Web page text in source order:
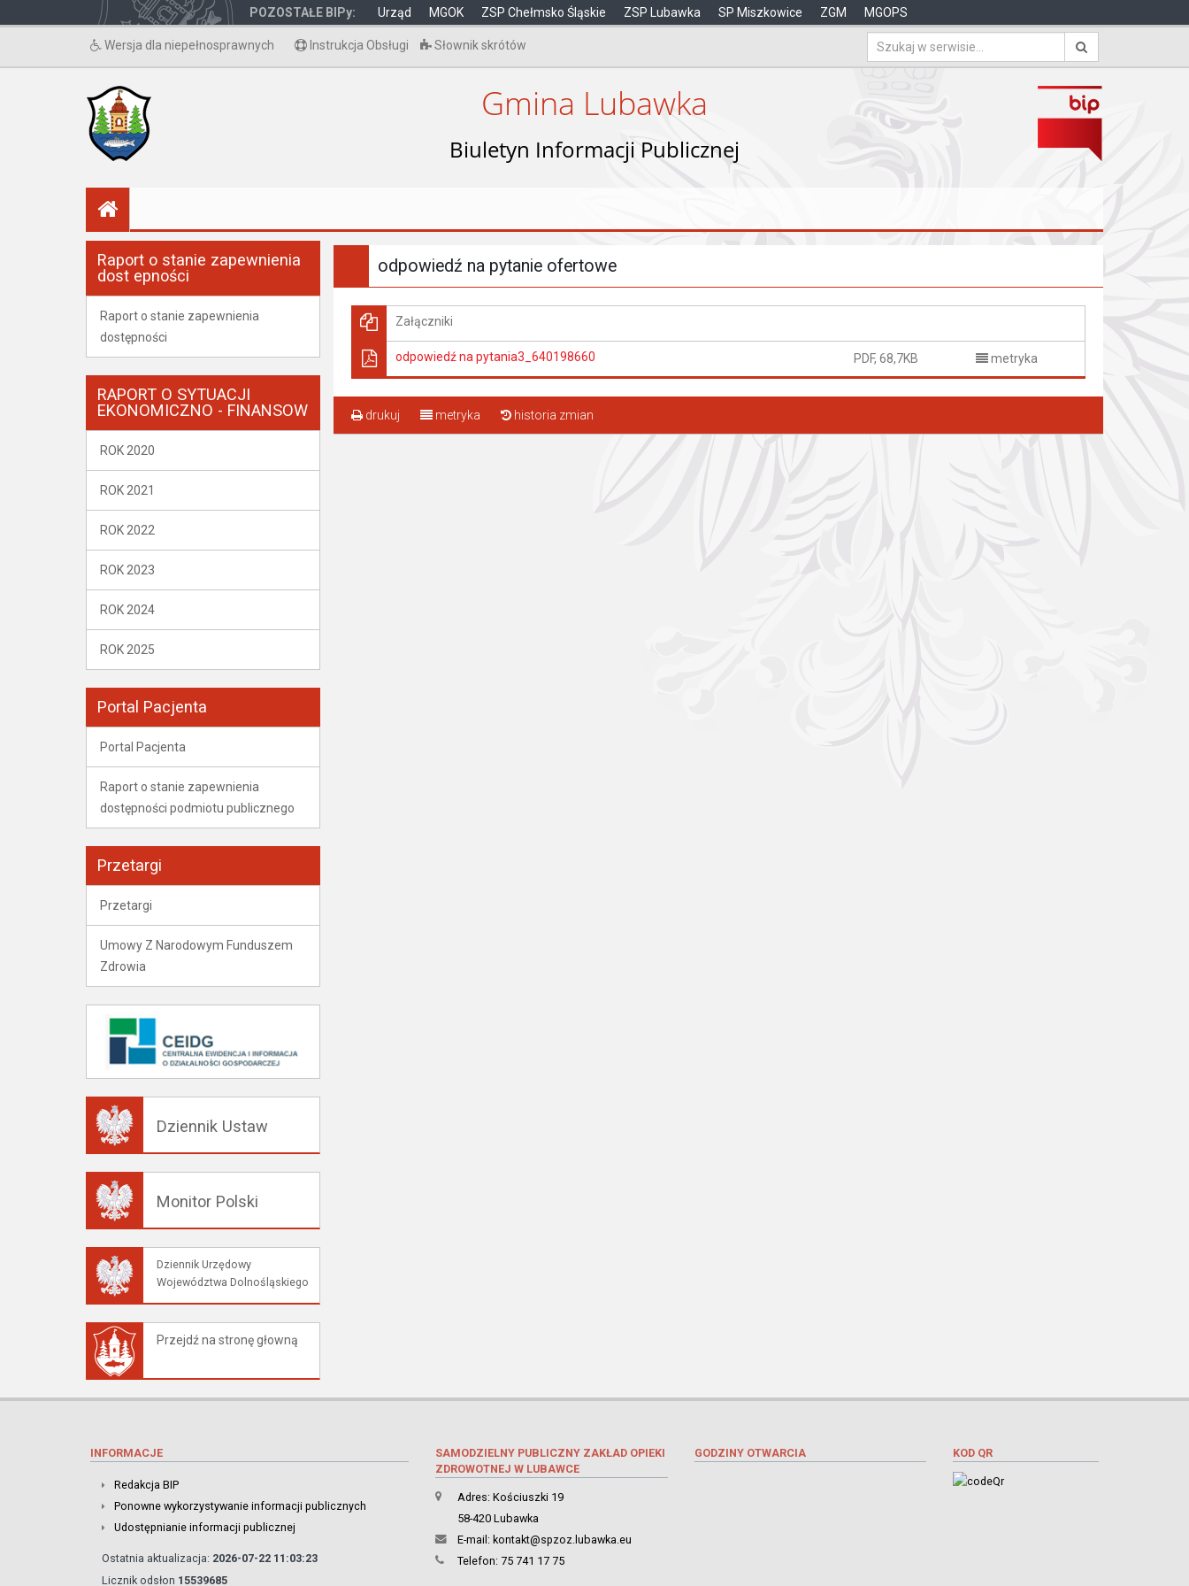
POZOSTAŁE BIPy: Urząd MGOK ZSP Chełmsko Śląskie ZSP Lubawka SP Miszkowice ZGM MGOPS
Wersja dla niepełnosprawnych Instrukcja Obsługi Słownik skrótów
Gmina Lubawka
Biuletyn Informacji Publicznej
Raport o stanie zapewnienia
dost epności
Raport o stanie zapewnienia
dostępności
RAPORT O SYTUACJI
EKONOMICZNO - FINANSOW
ROK 2020
ROK 2021
ROK 2022
ROK 2023
ROK 2024
ROK 2025
Portal Pacjenta
Portal Pacjenta
Raport o stanie zapewnienia
dostępności podmiotu publicznego
Przetargi
Przetargi
Umowy Z Narodowym Funduszem
Zdrowia
Dziennik Ustaw
Monitor Polski
Dziennik Urzędowy
Województwa Dolnośląskiego
Przejdź na stronę głowną
odpowiedź na pytanie ofertowe
Załączniki
odpowiedź na pytania3_640198660 PDF, 68,7KB metryka
drukuj metryka historia zmian
INFORMACJE
Redakcja BIP
Ponowne wykorzystywanie informacji publicznych
Udostępnianie informacji publicznej
Ostatnia aktualizacja: 2026-07-22 11:03:23
Licznik odsłon 15539685
SAMODZIELNY PUBLICZNY ZAKŁAD OPIEKI
ZDROWOTNEJ W LUBAWCE
Adres: Kościuszki 19
58-420 Lubawka
E-mail: kontakt@spzoz.lubawka.eu
Telefon: 75 741 17 75
GODZINY OTWARCIA KOD QR